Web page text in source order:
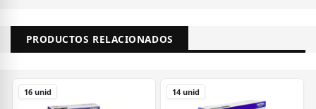
PRODUCTOS RELACIONADOS
16 unid 14 unid